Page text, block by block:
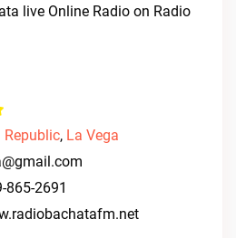
live Online Radio on Radio
, La Vega
865-2691